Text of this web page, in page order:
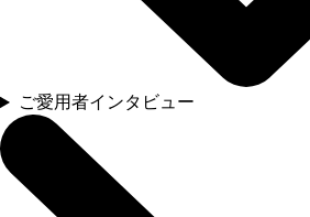
ご愛用者インタビュー